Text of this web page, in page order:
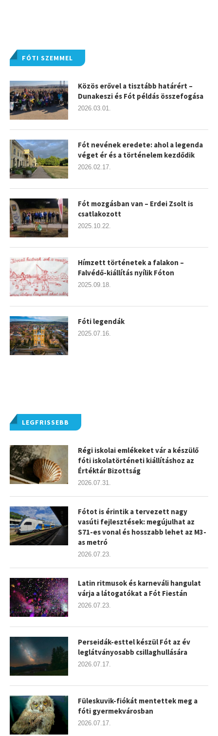
LEGFRISSEBB
Régi iskolai emlékeket vár a készülő
fóti iskolatörténeti kiállításhoz az
Értéktár Bizottság
2026.07.31.
Fótot is érintik a tervezett nagy
vasúti fejlesztések: megújulhat az
S71-es vonal és hosszabb lehet az M3-
as metró
2026.07.23.
Latin ritmusok és karneváli hangulat
várja a látogatókat a Fót Fiestán
2026.07.23.
Perseidák-esttel készül Fót az év
leglátványosabb csillaghullására
2026.07.17.
Füleskuvik-fiókát mentettek meg a
fóti gyermekvárosban
2026.07.17.
FÓTI SZEMMEL
Közös erővel a tisztább határért –
Dunakeszi és Fót példás összefogása
2026.03.01.
Fót nevének eredete: ahol a legenda
véget ér és a történelem kezdődik
2026.02.17.
Fót mozgásban van – Erdei Zsolt is
csatlakozott
2025.10.22.
Hímzett történetek a falakon –
Falvédő-kiállítás nyílik Fóton
2025.09.18.
Fóti legendák
2025.07.16.